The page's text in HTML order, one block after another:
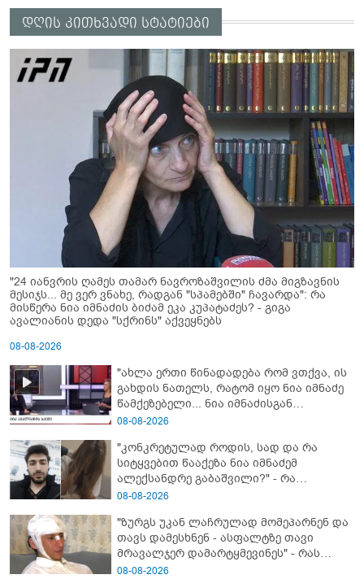
დღის კითხვადი სტატიები
"24 იანვრის ღამეს თამარ ნავროზაშვილის ძმა მიგზავნის
მესიჯს... მე ვერ ვნახე, რადგან "სპამებში" ჩავარდა": რა
მისწერა ნია იმნაძის ბიძამ ეკა კუპატაძეს? - გიგა
ავალიანის დედა "სქრინს" აქვეყნებს
08-08-2026
"ახლა ერთი წინადადება რომ ვთქვა, ის
გახდის ნათელს, რატომ იყო ნია იმნაძე
წამქეზებელი... ნია იმნაძისგან
გამოსული ინფორმაციაა ეს" - რას
08-08-2026
"კონკრეტულად როდის, სად და რა
სიტყვებით წააქეზა ნია იმნაძემ
ალექსანდრე გაბაშვილი?" - რა
მიმართვას ავრცელებს ნია იმნაძის
08-08-2026
"ზურგს უკან ლაჩრულად მომეპარნენ და
თავს დამესხნენ - ასფალტზე თავი
მრავალჯერ დამარტყმევინეს" - რას
ჰყვება კურიერი, რომელსაც
08-08-2026